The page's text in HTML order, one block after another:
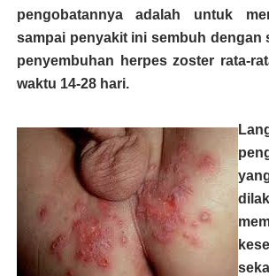
pengobatannya adalah untuk
sampai penyakit ini sembuh dengan
penyembuhan herpes zoster rata-
waktu 14-28 hari.